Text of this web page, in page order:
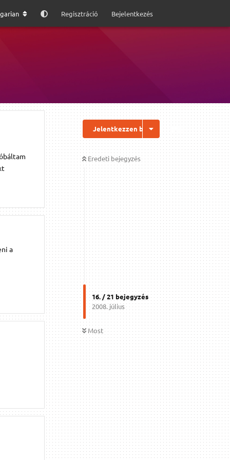
Regisztráció Bejelentkezés
Jelentkezzen be a válaszhoz
Eredeti bejegyzés
16. /21bejegyzés
2008. július
Most
a